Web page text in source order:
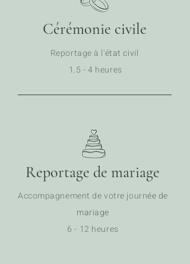
Cérémonie civile
Reportage à l'état civil
1.5 - 4 heures
Reportage de mariage
Accompagnement de votre journée de
mariage
6 - 12 heures